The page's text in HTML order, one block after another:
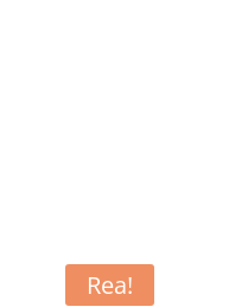
Rea!